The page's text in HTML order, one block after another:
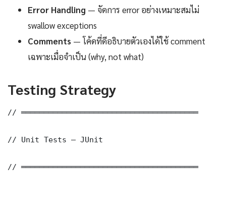
Error Handling — จัดการ error อย่างเหมาะสมไม่
swallow exceptions
Comments — โค้ดที่ดีอธิบายตัวเองได้ใช้ comment
เฉพาะเมื่อจำเป็น (why, not what)
Testing Strategy
// ═══════════════════════════════════════
// Unit Tests — JUnit
// ═══════════════════════════════════════